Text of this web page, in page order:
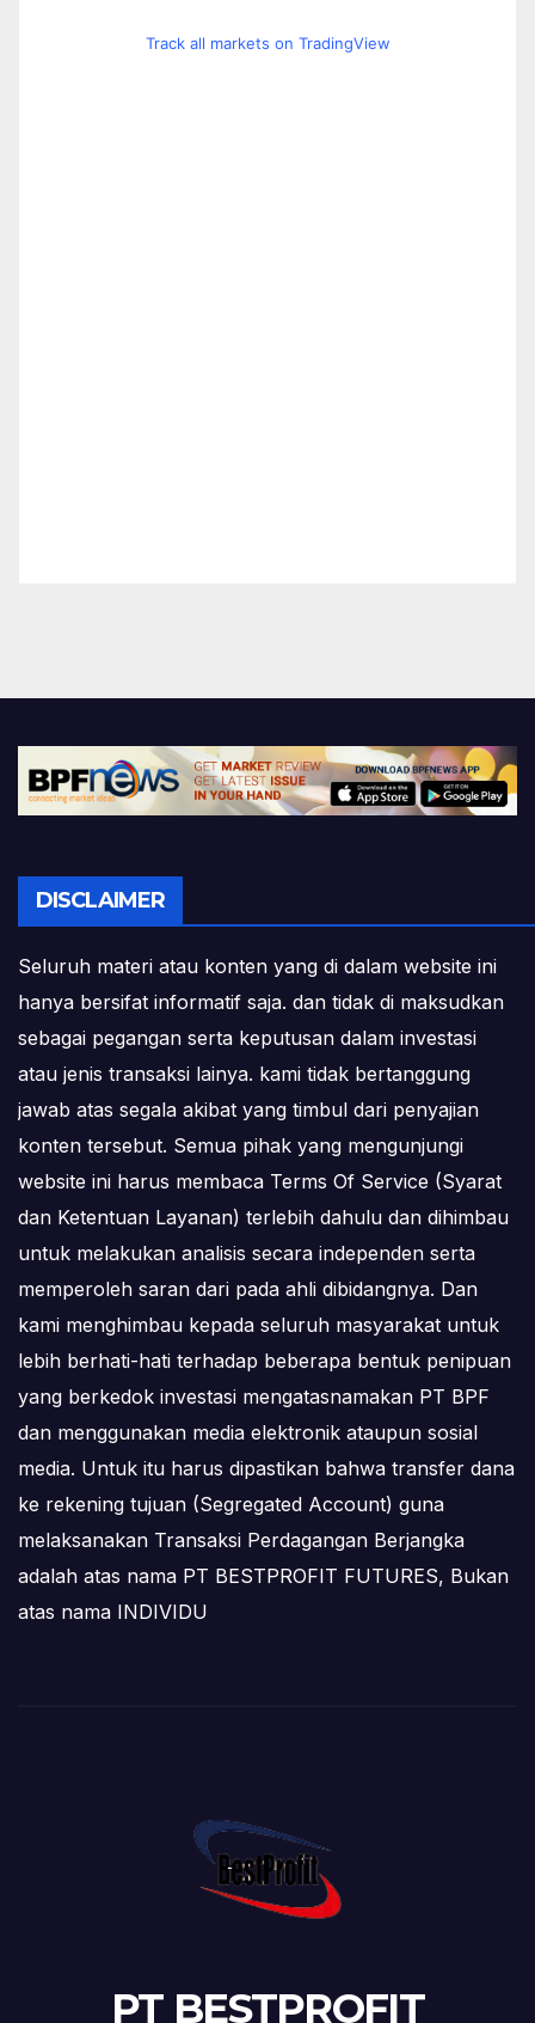
Track all markets on TradingView
DISCLAIMER
Seluruh materi atau konten yang di dalam website ini
hanya bersifat informatif saja. dan tidak di maksudkan
sebagai pegangan serta keputusan dalam investasi
atau jenis transaksi lainya. kami tidak bertanggung
jawab atas segala akibat yang timbul dari penyajian
konten tersebut. Semua pihak yang mengunjungi
website ini harus membaca Terms Of Service (Syarat
dan Ketentuan Layanan) terlebih dahulu dan dihimbau
untuk melakukan analisis secara independen serta
memperoleh saran dari pada ahli dibidangnya. Dan
kami menghimbau kepada seluruh masyarakat untuk
lebih berhati-hati terhadap beberapa bentuk penipuan
yang berkedok investasi mengatasnamakan PT BPF
dan menggunakan media elektronik ataupun sosial
media. Untuk itu harus dipastikan bahwa transfer dana
ke rekening tujuan (Segregated Account) guna
melaksanakan Transaksi Perdagangan Berjangka
adalah atas nama PT BESTPROFIT FUTURES, Bukan
atas nama INDIVIDU
PT BESTPROFIT